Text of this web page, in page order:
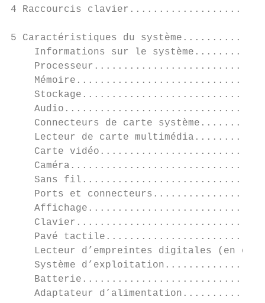
4 Raccourcis
5 Caractéristiques du
Informations sur le
Connecteurs de carte
Lecteur de carte
Carte
Sans
Ports et
Pavé
Lecteur d’empreintes digitales (en
Système
Adaptateur